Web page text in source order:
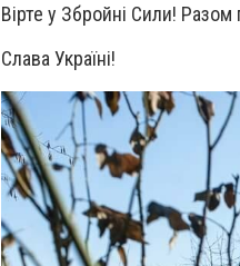
Вірте у Збройні Сили!
Слава Україні!